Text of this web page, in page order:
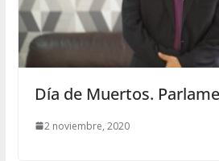
Día de Muertos.
2 noviembre, 2020